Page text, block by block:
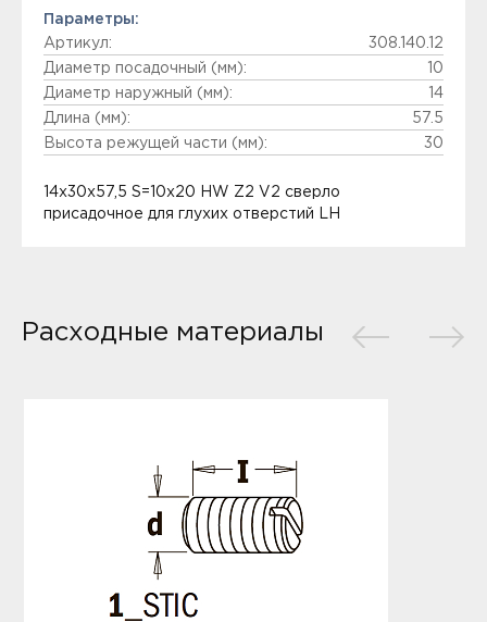
Параметры:
Артикул:
308.140.12
Диаметр посадочный (мм):
10
Диаметр наружный (мм):
14
Длина (мм):
57.5
Высота режущей части (мм):
30
14x30x57,5 S=10x20 HW Z2 V2 сверло
присадочное для глухих отверстий LH
Расходные материалы